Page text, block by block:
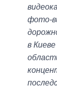
фото-
в